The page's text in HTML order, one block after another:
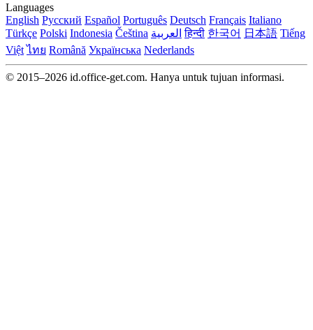
Languages
English Русский Español Português Deutsch Français Italiano
Türkçe Polski Indonesia Čeština العربية हिन्दी 한국어 日本語 Tiếng
Việt ไทย Română Українська Nederlands
© 2015–2026 id.office-get.com. Hanya untuk tujuan informasi.